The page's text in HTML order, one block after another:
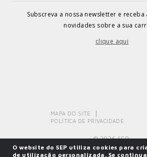
Subscreva a nossa newsletter e receba
novidades sobre a sua
clique aqui
MAPA DO SITE
POLÍTICA DE PRIVACIDADE
© 2026 SEP.
O website do SEP utiliza cookies para
de utilização personalizada. Se